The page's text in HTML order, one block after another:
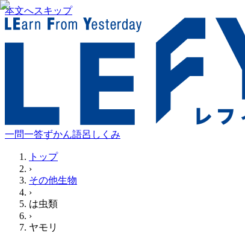
本文へスキップ
一問一答ずかん語呂 しくみ
トップ
›
その他生物
›
は虫類
›
ヤモリ